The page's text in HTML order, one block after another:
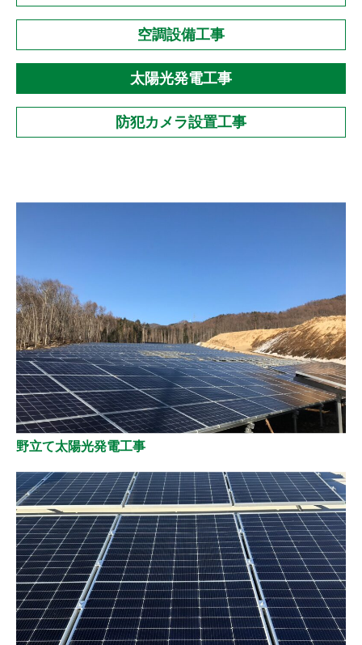
空調設備工事
太陽光発電工事
防犯カメラ設置工事
野立て太陽光発電工事